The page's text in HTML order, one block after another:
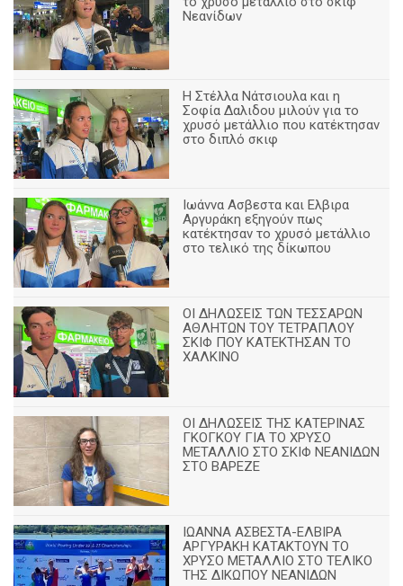
Νεανίδων
Η Στέλλα Νάτσιουλα και η
Σοφία Δαλιδου μιλούν για το
χρυσό μετάλλιο που κατέκτησαν
στο διπλό σκιφ
Ιωάννα Ασβεστα και Ελβιρα
Αργυράκη εξηγούν πως
κατέκτησαν το χρυσό μετάλλιο
στο τελικό της δίκωπου
ΟΙ ΔΗΛΩΣΕΙΣ ΤΩΝ ΤΕΣΣΑΡΩΝ
ΑΘΛΗΤΩΝ ΤΟΥ ΤΕΤΡΑΠΛΟΥ
ΣΚΙΦ ΠΟΥ ΚΑΤΕΚΤΗΣΑΝ ΤΟ
ΧΑΛΚΙΝΟ
ΟΙ ΔΗΛΩΣΕΙΣ ΤΗΣ ΚΑΤΕΡΙΝΑΣ
ΓΚΟΓΚΟΥ ΓΙΑ ΤΟ ΧΡΥΣΟ
ΜΕΤΑΛΛΙΟ ΣΤΟ ΣΚΙΦ ΝΕΑΝΙΔΩΝ
ΣΤΟ ΒΑΡΕΖΕ
ΙΩΑΝΝΑ ΑΣΒΕΣΤΑ-ΕΛΒΙΡΑ
ΑΡΓΥΡΑΚΗ ΚΑΤΑΚΤΟΥΝ ΤΟ
ΧΡΥΣΟ ΜΕΤΑΛΛΙΟ ΣΤΟ ΤΕΛΙΚΟ
ΤΗΣ ΔΙΚΩΠΟΥ ΝΕΑΝΙΔΩΝ